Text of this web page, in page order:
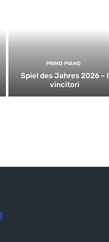
PRIMO PIANO
Spiel des Jahres 2026 – I
vincitori